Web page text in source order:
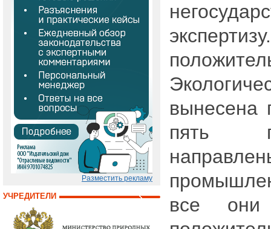
Разместить рекламу
УЧРЕДИТЕЛИ
вынесена
пять
все они